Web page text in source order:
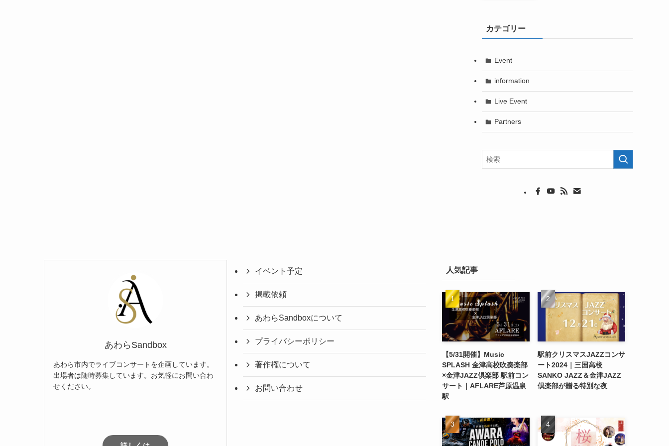
カテゴリー
Event
information
Live Event
Partners
あわらSandbox
あわら市内でライブコンサートを企画しています。
出場者は随時募集しています。お気軽にお問い合わ
せください。
イベント予定
掲載依頼
あわらSandboxについて
プライバシーポリシー
著作権について
お問い合わせ
人気記事
【5/31開催】Music
SPLASH 金津高校吹奏楽部
×金津JAZZ倶楽部 駅前コン
サート｜AFLARE芦原温泉
駅
駅前クリスマスJAZZコンサ
ート2024｜三国高校
SANKO JAZZ＆金津JAZZ
倶楽部が贈る特別な夜